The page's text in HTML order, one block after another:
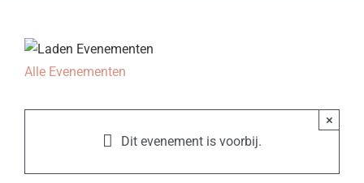
Alle Evenementen
Dit evenement is voorbij.
×